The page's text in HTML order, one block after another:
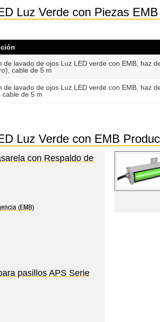
Luz Verde con Piezas
de lavado de ojos Luz LED verde con EMB, haz
cable de 5 m
de lavado de ojos Luz LED verde con EMB, haz
cable de 5 m
Luz Verde con EMB
con Respaldo de
(EMB)
pasillos APS Serie